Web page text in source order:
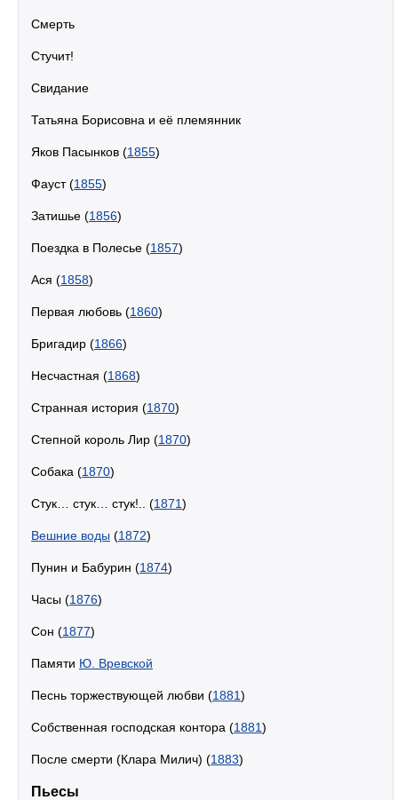
Смерть
Стучит!
Свидание
Татьяна Борисовна и её племянник
Яков Пасынков (1855)
Фауст (1855)
Затишье (1856)
Поездка в Полесье (1857)
Ася (1858)
Первая любовь (1860)
Бригадир (1866)
Несчастная (1868)
Странная история (1870)
Степной король Лир (1870)
Собака (1870)
Стук… стук… стук!.. (1871)
Вешние воды (1872)
Пунин и Бабурин (1874)
Часы (1876)
Сон (1877)
Памяти Ю. Вревской
Песнь торжествующей любви (1881)
Собственная господская контора (1881)
После смерти (Клара Милич) (1883)
Пьесы